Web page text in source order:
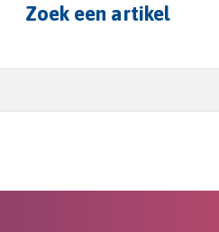
Zoek een artikel